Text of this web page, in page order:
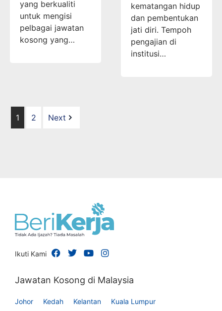
yang berkualiti
untuk mengisi
pelbagai jawatan
kosong yang…
kematangan hidup
dan pembentukan
jati diri. Tempoh
pengajian di
institusi…
1 2 Next
Ikuti Kami
Jawatan Kosong di Malaysia
Johor Kedah Kelantan
Kuala Lumpur